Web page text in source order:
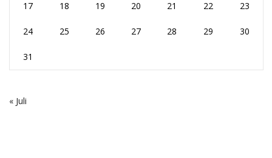
17 18 19 20 21 22 23
24 25 26 27 28 29 30
31
« Juli